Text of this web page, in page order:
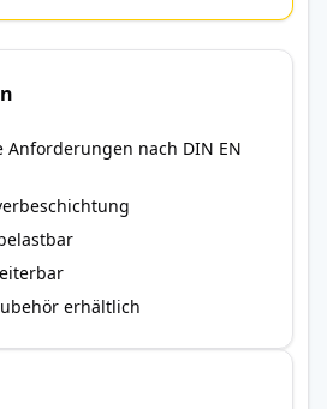
Anforderungen nach DIN EN
erhältlich